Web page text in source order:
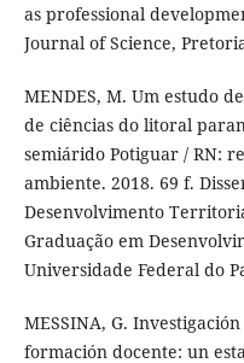
as professional
Journal of Science,
MENDES, M. Um estudo
de ciências do litoral
semiárido Potiguar / RN:
ambiente. 2018. 69 f.
Desenvolvimento
Graduação em
Universidade Federal do
MESSINA, G.
formación docente: un